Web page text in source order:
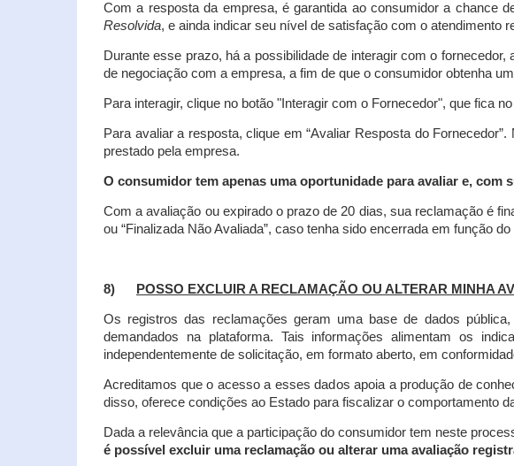
Com a resposta da empresa, é garantida ao consumidor a chance
Resolvida, e ainda indicar seu nível de satisfação com o atendimento
Durante esse prazo, há a possibilidade de interagir com o
de negociação com a empresa, a fim de que o consumidor obtenha
Para interagir, clique no botão "Interagir com o Fornecedor", que fica
Para avaliar a resposta, clique em “Avaliar Resposta do
prestado pela empresa.
O consumidor tem apenas uma oportunidade para avaliar e, com
Com a avaliação ou expirado o prazo de 20 dias, sua reclamação é
ou “Finalizada Não Avaliada”, caso tenha sido encerrada em função
8) POSSO EXCLUIR A RECLAMAÇÃO OU ALTERAR MINHA
Os registros das reclamações geram uma base de dados
demandados na plataforma. Tais informações alimentam os
independentemente de solicitação, em formato aberto, em
Acreditamos que o acesso a esses dados apoia a produção de
disso, oferece condições ao Estado para fiscalizar o comportamento
Dada a relevância que a participação do consumidor tem neste
é possível excluir uma reclamação ou alterar uma avaliação